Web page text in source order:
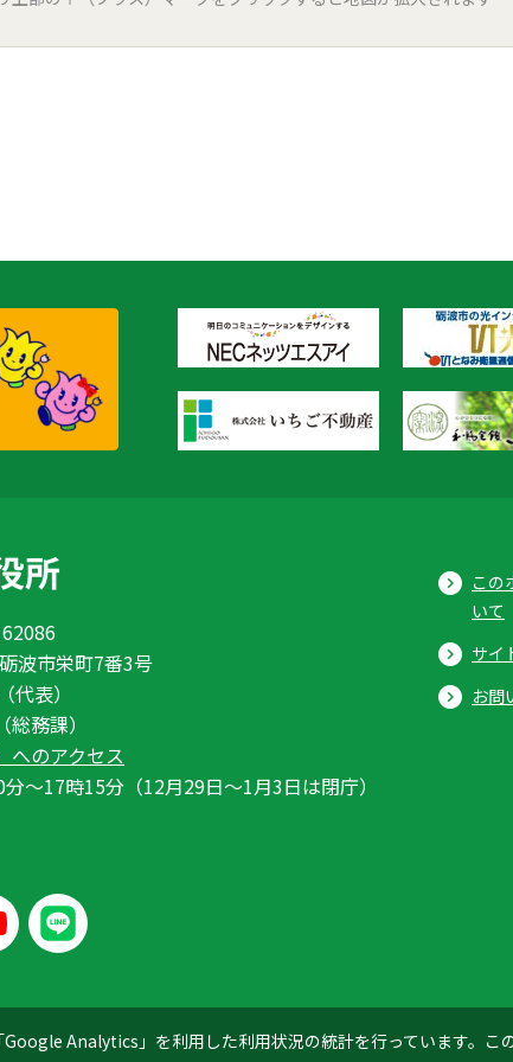
Analytics」を利用した利用状況の統計を行っています。
波市栄町7番3号
表）
務課）
へのアクセス
〜17時15分（12月29日〜1月3日は閉庁）
この
いて
サイ
お問
© 2026 Tonami